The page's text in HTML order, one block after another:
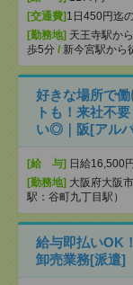
[交通費] 1日450円迄
[勤務地] 天王寺駅か
歩5分 / 新今宮駅から
好きな場所で
トも！来社不
い◎｜阪[アル
[給 与] 日給16,500
[勤務地] 大阪府大阪
駅：谷町九丁目駅）
給与即払いOK
卸売業務[派遣]